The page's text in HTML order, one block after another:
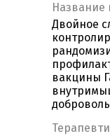
Название
Двойное
вакцины